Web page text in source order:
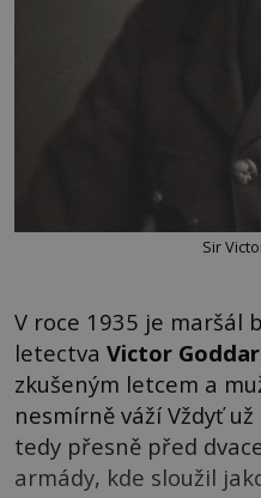
Sir
V roce 1935 je maršál
letectva Victor
zkušeným letcem a
nesmírně váží Vždyť
tedy přesně před
armády, kde sloužil